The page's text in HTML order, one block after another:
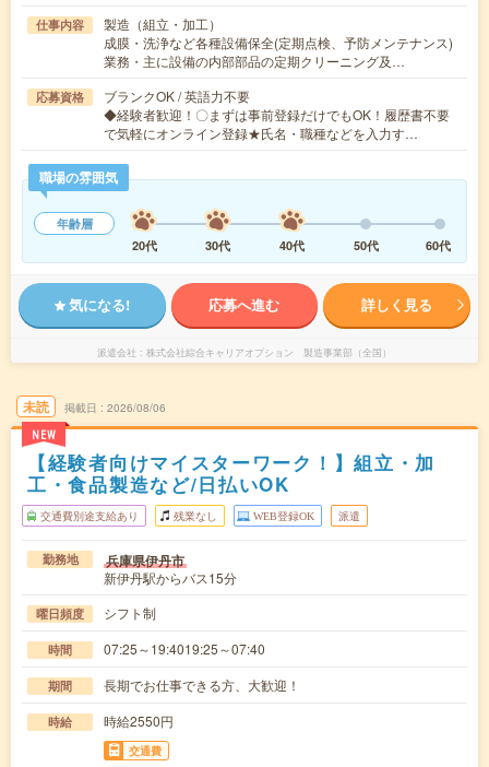
仕事内容
製造（組立・加工）
成膜・洗浄など各種設備保全(定期点検、予防メンテナンス)
業務・主に設備の内部部品の定期クリーニング及…
応募資格
ブランクOK / 英語力不要
◆経験者歓迎！〇まずは事前登録だけでもOK！履歴書不要
で気軽にオンライン登録★氏名・職種などを入力す…
職場の雰囲気
年齢層
20代
30代 40代 50代 60代
気になる! 応募へ進む 詳しく見る
派遣会社 株式会社綜合キャリアオプション 製造事業部（全国）
未読
NEW
掲載日 2026/08/06
【経験者向けマイスターワーク！】組立・加
工・食品製造など/日払いOK
交通費別途支給あり 残業なし WEB登録OK 派遣
勤務地 兵庫県伊丹市
新伊丹駅からバス15分
曜日頻度 シフト制
時間 07:25～19:4019:25～07:40
期間 長期でお仕事できる方、大歓迎！
時給 時給2550円
交通費